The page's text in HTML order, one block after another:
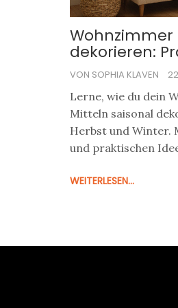
Wohnzimmer
dekorieren:
Frühling,
VON SOPHIA KLAVEN
Lerne, wie du dein
Mitteln saisonal
Herbst und Winter.
und praktischen
WEITERLESEN...